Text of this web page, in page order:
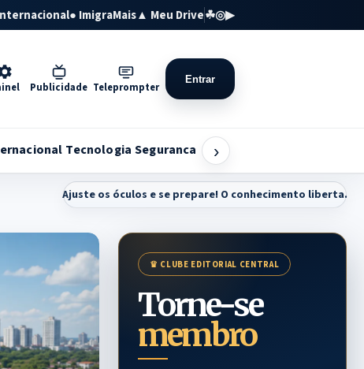
● ImigraMais▲ Meu Drive☘◎▶
Publicidade Teleprompter
Entrar
Tecnologia Seguranca Infraestrutura
›
BILHÕES NO PRIMEIRO SEMESTRE
Ajuste os óculos e se prepare! O conhecimento liberta.
♛ CLUBE EDITORIAL CENTRAL
Torne-se
membro